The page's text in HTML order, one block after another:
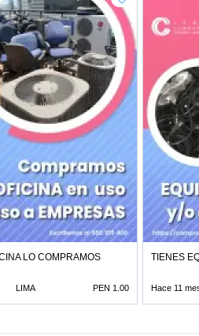
LO COMPRAMOS
LIMA PEN 1.00
TIENES
Hace 11